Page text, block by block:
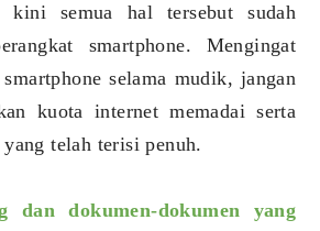
kini semua hal tersebut sudah
smartphone. Mengingat
selama mudik, jangan
kuota internet memadai serta
telah terisi penuh.
dan dokumen-dokumen yang